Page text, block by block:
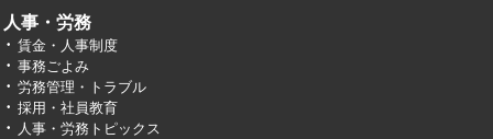
人事・労務
賃金・人事制度
事務ごよみ
労務管理・トラブル
採用・社員教育
人事・労務トピックス